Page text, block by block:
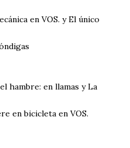
en VOS. y El único
hambre: en llamas y La
en bicicleta en VOS.